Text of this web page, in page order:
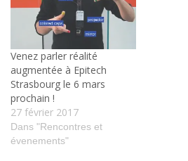
Venez parler réalité
augmentée à Epitech
Strasbourg le 6 mars
prochain !
27 février 2017
Dans "Rencontres et
évenements"